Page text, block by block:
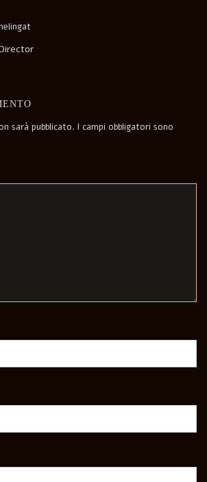
sarà pubblicato. I campi obbligatori sono